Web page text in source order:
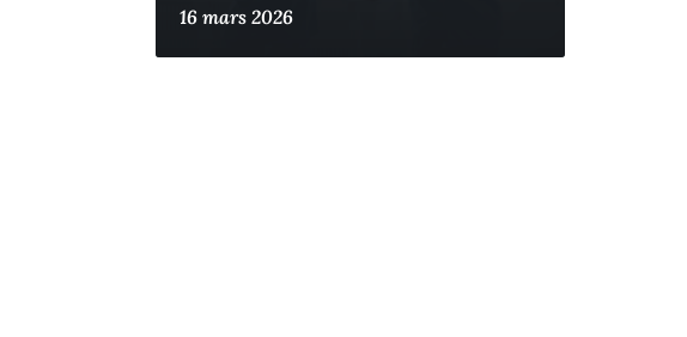
16 mars 2026